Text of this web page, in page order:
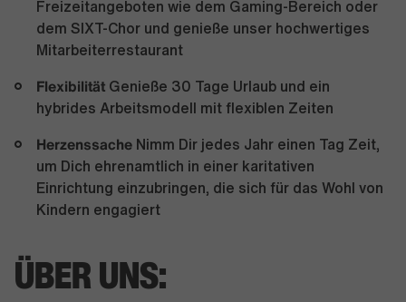
Freizeitangeboten wie dem Gaming-Bereich oder
dem SIXT-Chor und genieße unser hochwertiges
Mitarbeiterrestaurant
Flexibilität Genieße 30 Tage Urlaub und ein
hybrides Arbeitsmodell mit flexiblen Zeiten
Herzenssache Nimm Dir jedes Jahr einen Tag Zeit,
um Dich ehrenamtlich in einer karitativen
Einrichtung einzubringen, die sich für das Wohl von
Kindern engagiert
ÜBER UNS: